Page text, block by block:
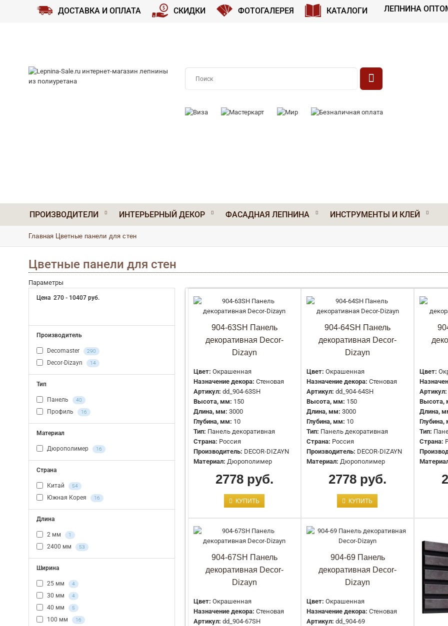
ДОСТАВКА И ОПЛАТА СКИДКИ ФОТОГАЛЕРЕЯ КАТАЛОГИ ЛЕПНИНА
ПРОИЗВОДИТЕЛИ ИНТЕРЬЕРНЫЙ ДЕКОР ФАСАДНАЯ ЛЕПНИНА ИНСТРУМЕНТЫ И КЛЕЙ
Главная Цветные панели для стен
Цветные панели для стен
Параметры
Цена 270 - 10407 руб.
Производитель
Decomaster 290
Decor-Dizayn 14
Тип
Панель 40
Профиль 16
Материал
Дюрополимер 16
Страна
Китай 54
Южная Корея 16
Длина
2 мм 1
2400 мм 53
Ширина
25 мм 4
30 мм 4
40 мм 5
100 мм 16
904-63SH Панель декоративная
2778 руб.
904-64SH Панель декоративная
Decor-Dizayn
2778 руб.
904-65SH Панель декоративная
Decor-Dizayn
2778 руб.
904-63SH Панель
декоративная Decor-
Dizayn
Цвет: Окрашенная
Назначение декора: Стеновая
Артикул: dd_904-63SH
Высота, мм: 150
Длина, мм: 3000
Глубина, мм: 10
Тип: Панель декоративная
Страна: Россия
Производитель: DECOR-DIZAYN
Материал: Дюрополимер
2778 руб.
КУПИТЬ
904-64SH Панель
декоративная Decor-
Dizayn
Цвет: Окрашенная
Назначение декора: Стеновая
Артикул: dd_904-64SH
Высота, мм: 150
Длина, мм: 3000
Глубина, мм: 10
Тип: Панель декоративная
Страна: Россия
Производитель: DECOR-DIZAYN
Материал: Дюрополимер
2778 руб.
КУПИТЬ
Цвет:
Артикул:
Высота,
Длина,
Глубина,
Тип:
Страна:
904-67SH Панель
декоративная Decor-
Dizayn
Цвет: Окрашенная
Назначение декора: Стеновая
Артикул: dd_904-67SH
904-69 Панель
декоративная Decor-
Dizayn
Цвет: Окрашенная
Назначение декора: Стеновая
Артикул: dd_904-69